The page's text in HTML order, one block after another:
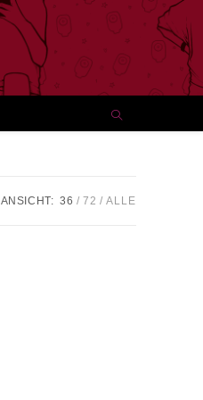
ANSICHT: 36 72 ALLE